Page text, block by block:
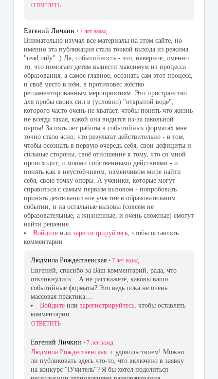
ОТВЕТИТЬ
Евгений Личкин • 7 лет назад
Внимательно изучал все материалы на этом сайте, но
именно эта публикация стала точкой выхода из режима
"read only" :) Да, событийность - это, наверное, именно
то, что помогает детям вынести максимум из процесса
образования, а самое главное, осознать сам этот процесс,
и своё место в нём, в противовес жёстко
регламентированным мероприятиям. Это пространство
для пробы своих сил в (условно) "открытой воде",
которого часто очень не хватает, чтобы понять что жизнь
не всегда такая, какой она видится из-за школьной
парты! За пять лет работы в событийных форматах мне
точно стало ясно, что результат действительно - в том,
чтобы осознать в первую очередь себя, свои дефициты и
сильные стороны, своё отношение к тому, что со мной
происходит, и моими собственными действиями - и
понять как в неустойчивом, изменчивом мире найти
себя, свою точку опоры. А ученики, которые могут
справиться с самым первым вызовом - попробовать
принять деятельностное участие в образовательном
событии, и на остальные вызовы (совсем не
образовательные, а жизненные, и очень сложные) смогут
найти решение.
Войдите или зарегистрируйтесь, чтобы оставлять
комментарии
Людмила Рождественская • 7 лет назад
Евгений, спасибо за Ваш комментарий, рада, что
откликнулись... А не расскажете, каковы ваши
событийные форматы? Это ведь пока не очень
массовая практика....
Войдите или зарегистрируйтесь , чтобы оставлять
комментарии
ОТВЕТИТЬ
Евгений Личкин • 7 лет назад
Людмила Рождественская с удовольствием! Можно
ли публиковать здесь что-то, что включено в заявку
на конкурс "iУчитель"? Я бы хотел поделиться